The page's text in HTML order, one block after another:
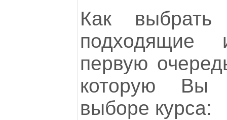
Как
первую
которую Вы
выборе курса: